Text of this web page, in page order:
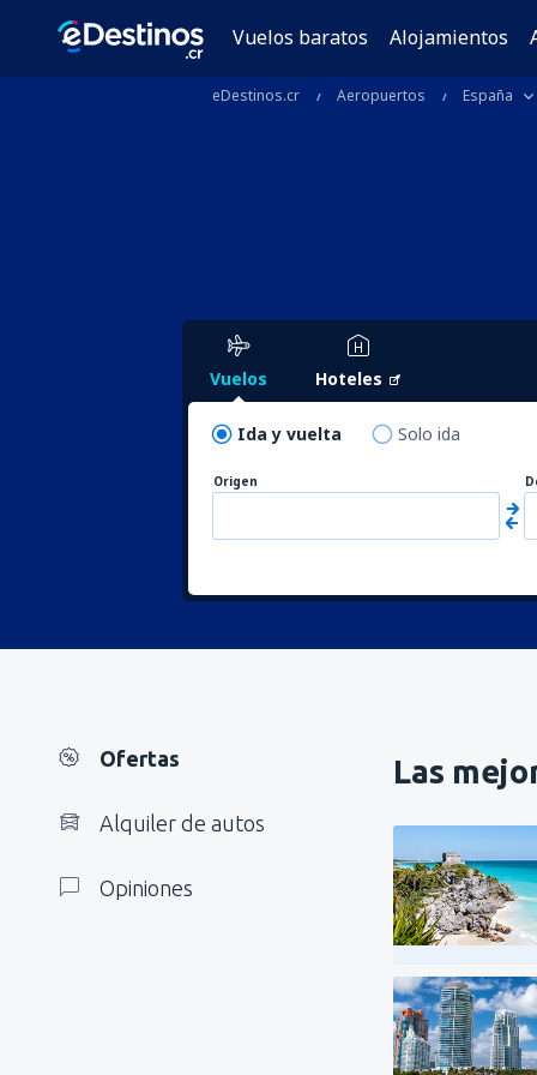
Vuelos baratos Alojamientos
eDestinos.cr Aeropuertos España
Vuelos Hoteles
Ida y vuelta Solo ida
Origen
Ofertas
Alquiler de autos
Opiniones
Las